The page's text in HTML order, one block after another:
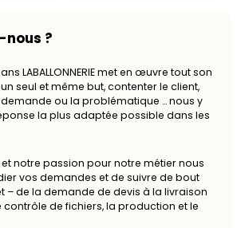
nous ?
LABALLONNERIE met en œuvre tout son
seul et même but, contenter le client,
ou la problématique … nous y
la plus adaptée possible dans les
notre passion pour notre métier nous
vos demandes et de suivre de bout
– de la demande de devis à la livraison
de fichiers, la production et le